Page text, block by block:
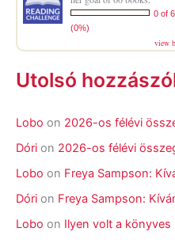
0 of
(0%)
view
Utolsó
Lobo on 2026-os félévi
Dóri on 2026-os félévi
Lobo on Freya Sampson:
Dóri on Freya Sampson:
Lobo on Ilyen volt a könyves